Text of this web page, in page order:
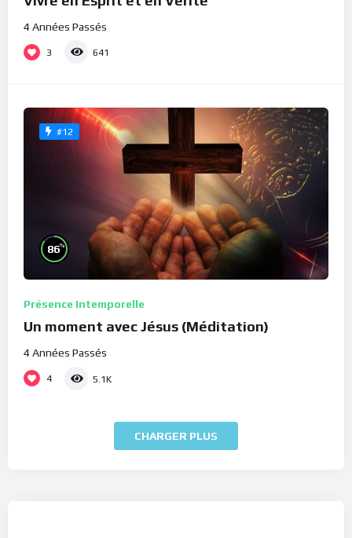
4 Années Passés
3 641
#12
86%
Présence Intemporelle
Un moment avec Jésus (Méditation)
4 Années Passés
4 5.1K
CHARGER PLUS